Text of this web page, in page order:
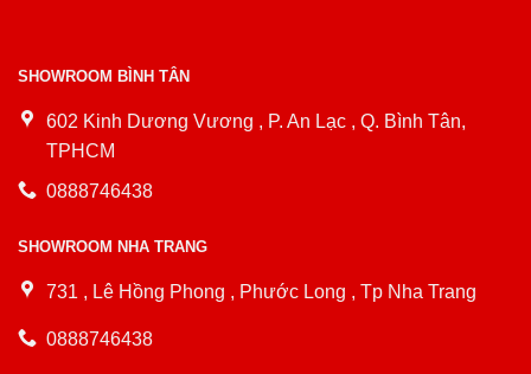
SHOWROOM BÌNH TÂN
602 Kinh Dương Vương , P. An Lạc , Q. Bình Tân,
TPHCM
0888746438
SHOWROOM NHA TRANG
731 , Lê Hồng Phong , Phước Long , Tp Nha Trang
0888746438